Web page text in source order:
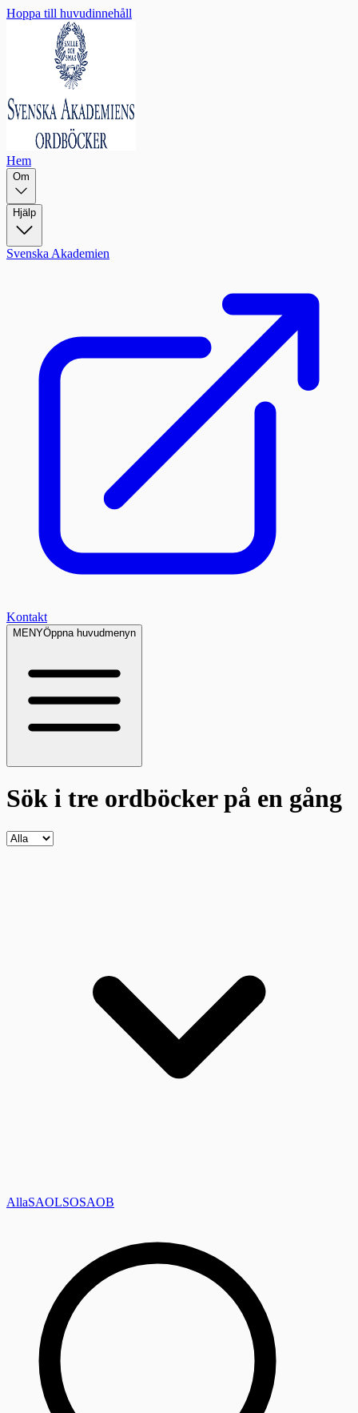
Hoppa till huvudinnehåll
Hem
Om
Hjälp
Svenska Akademien
Kontakt
MENYÖppna huvudmenyn
Sök i tre ordböckerpå en gång
AllaSAOLSOSAOB